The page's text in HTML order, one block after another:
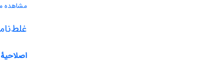
مشاهده